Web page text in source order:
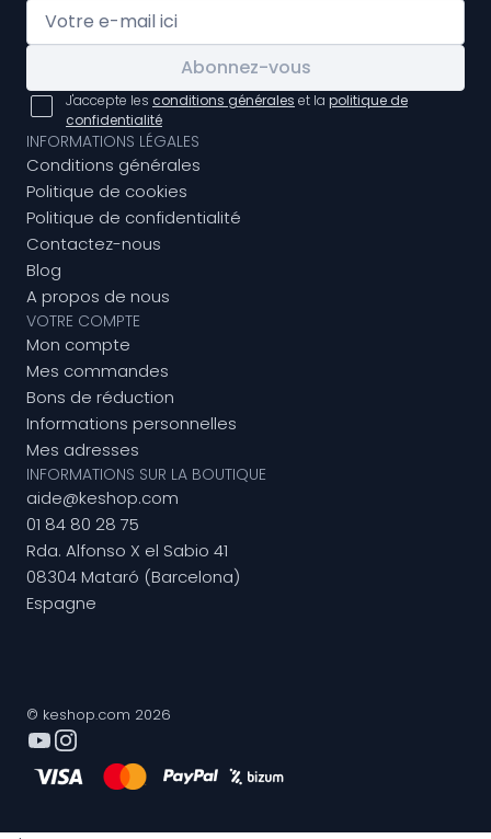
Abonnez-vous
J'accepte les conditions générales et la politique de
confidentialité
INFORMATIONS LÉGALES
Conditions générales
Politique de cookies
Politique de confidentialité
Contactez-nous
Blog
A propos de nous
VOTRE COMPTE
Mon compte
Mes commandes
Bons de réduction
Informations personnelles
Mes adresses
INFORMATIONS SUR LA BOUTIQUE
aide@keshop.com
01 84 80 28 75
Rda. Alfonso X el Sabio 41
08304 Mataró (Barcelona)
Espagne
© keshop.com 2026